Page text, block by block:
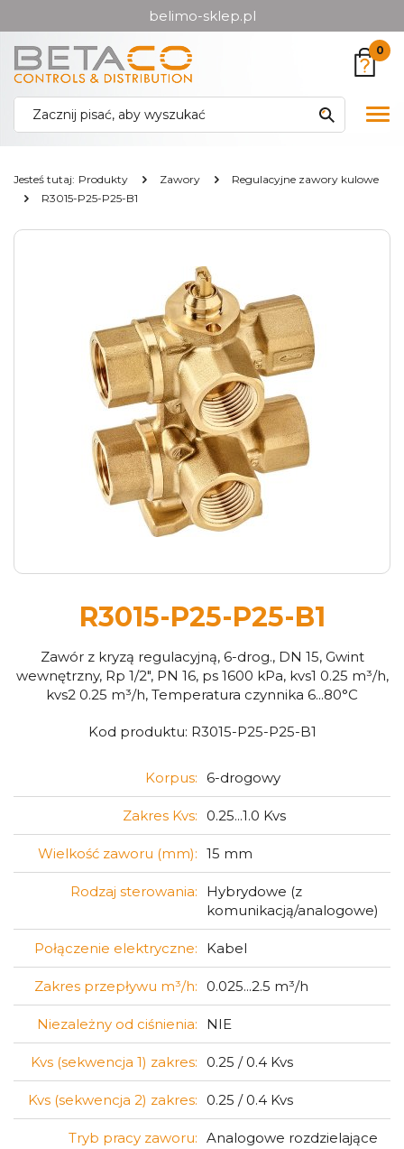
do menu
głównego
do
menu
w
stopce
belimo-sklep.pl
0
Jesteś tutaj: Produkty Zawory
Regulacyjne zawory kulowe
R3015-P25-P25-B1
R3015-P25-P25-B1
Zawór z kryzą regulacyjną, 6-drog., DN 15, Gwint
wewnętrzny, Rp 1/2", PN 16, ps 1600 kPa, kvs1 0.25 m³/h,
kvs2 0.25 m³/h, Temperatura czynnika 6...80°C
Kod produktu: R3015-P25-P25-B1
Korpus: 6-drogowy
Zakres Kvs: 0.25...1.0 Kvs
Wielkość zaworu (mm): 15 mm
Rodzaj sterowania:
Hybrydowe (z
komunikacją/analogowe)
Połączenie elektryczne: Kabel
Zakres przepływu m³/h: 0.025...2.5 m³/h
Niezależny od ciśnienia: NIE
Kvs (sekwencja 1) zakres: 0.25 / 0.4 Kvs
Kvs (sekwencja 2) zakres: 0.25 / 0.4 Kvs
Tryb pracy zaworu: Analogowe rozdzielające